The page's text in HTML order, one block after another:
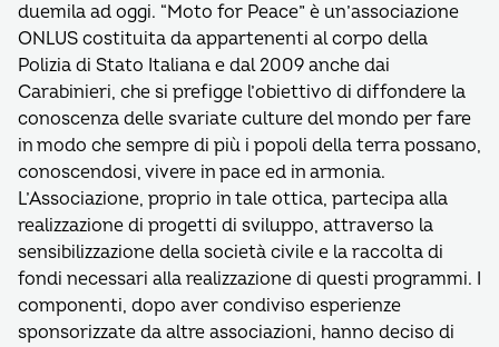
duemila ad oggi. “Moto for Peace” è un’associazione
ONLUS costituita da appartenenti al corpo della
Polizia di Stato Italiana e dal 2009 anche dai
Carabinieri, che si prefigge l’obiettivo di diffondere la
conoscenza delle svariate culture del mondo per fare
in modo che sempre di più i popoli della terra possano,
conoscendosi, vivere in pace ed in armonia.
L’Associazione, proprio in tale ottica, partecipa alla
realizzazione di progetti di sviluppo, attraverso la
sensibilizzazione della società civile e la raccolta di
fondi necessari alla realizzazione di questi programmi. I
componenti, dopo aver condiviso esperienze
sponsorizzate da altre associazioni, hanno deciso di